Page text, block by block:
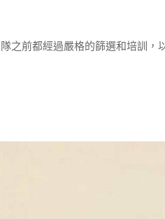
之前都經過嚴格的篩選和培訓